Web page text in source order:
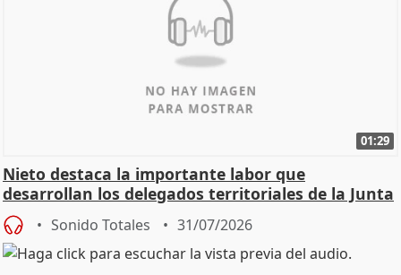
01:29
Nieto destaca la importante labor que
desarrollan los delegados territoriales de la Junta
Sonido Totales 31/07/2026